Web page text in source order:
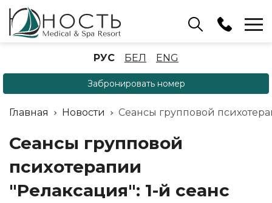
Бассейн
+375 (17) 503 93 22
Аренда беседок
+375 (33) 902 35 07
Отдел бронирования
+375 (17) 503 91 10
РУС БЕЛ ENG
Забронировать номер
Главная Новости Сеансы групповой
Сеансы групповой
психотерапии
"Релаксация": 1-й сеанс